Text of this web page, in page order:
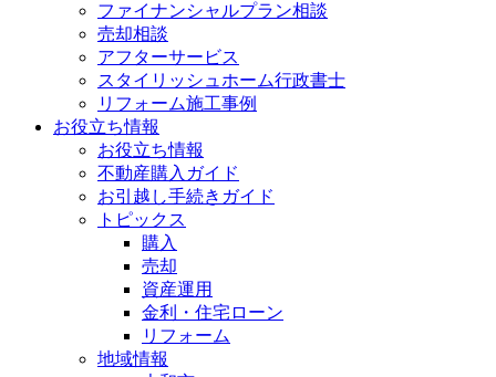
ファイナンシャルプラン相談
売却相談
アフターサービス
スタイリッシュホーム行政書士
リフォーム施工事例
お役立ち情報
お役立ち情報
不動産購入ガイド
お引越し手続きガイド
トピックス
購入
売却
資産運用
金利・住宅ローン
リフォーム
地域情報